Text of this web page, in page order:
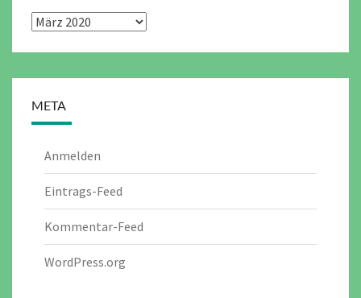
Archiv
META
Anmelden
Eintrags-Feed
Kommentar-Feed
WordPress.org